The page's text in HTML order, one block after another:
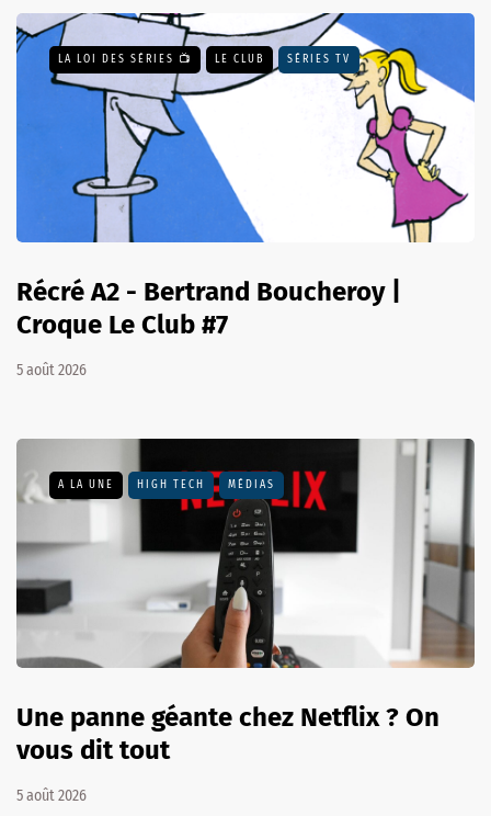
LA LOI DES SÉRIES 📺 LE CLUB SÉRIES TV
Récré A2 - Bertrand Boucheroy |
Croque Le Club #7
5 août 2026
A LA UNE HIGH TECH MÉDIAS
Une panne géante chez Netflix ? On
vous dit tout
5 août 2026